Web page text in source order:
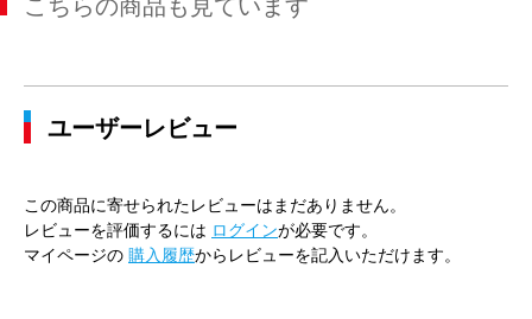
こちらの商品も見ています
ユーザーレビュー
この商品に寄せられたレビューはまだありません。
レビューを評価するには ログインが必要です。
マイページの 購入履歴からレビューを記入いただけます。